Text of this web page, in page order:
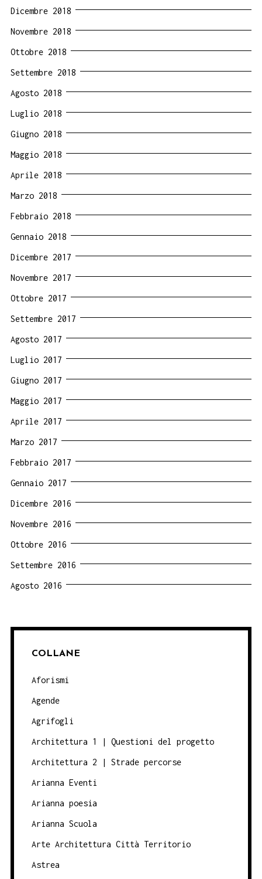
Dicembre 2018
Novembre 2018
Ottobre 2018
Settembre 2018
Agosto 2018
Luglio 2018
Giugno 2018
Maggio 2018
Aprile 2018
Marzo 2018
Febbraio 2018
Gennaio 2018
Dicembre 2017
Novembre 2017
Ottobre 2017
Settembre 2017
Agosto 2017
Luglio 2017
Giugno 2017
Maggio 2017
Aprile 2017
Marzo 2017
Febbraio 2017
Gennaio 2017
Dicembre 2016
Novembre 2016
Ottobre 2016
Settembre 2016
Agosto 2016
COLLANE
Aforismi
Agende
Agrifogli
Architettura 1 | Questioni del progetto
Architettura 2 | Strade percorse
Arianna Eventi
Arianna poesia
Arianna Scuola
Arte Architettura Città Territorio
Astrea